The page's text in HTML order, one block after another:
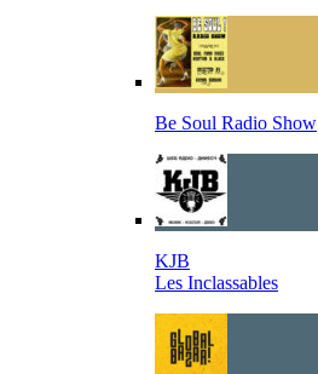
Be Soul Radio Show
KJB
Les Inclassables